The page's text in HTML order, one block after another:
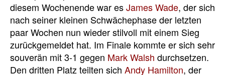
diesem Wochenende war esJames Wade, der sich
nach seiner kleinen Schwächephase der letzten
paar Wochen nun wieder stilvoll mit einem Sieg
zurückgemeldet hat. Im Finale kommte er sich sehr
souverän mit 3-1 gegen Mark Walsh durchsetzen.
Den dritten Platz teilten sich Andy Hamilton, der